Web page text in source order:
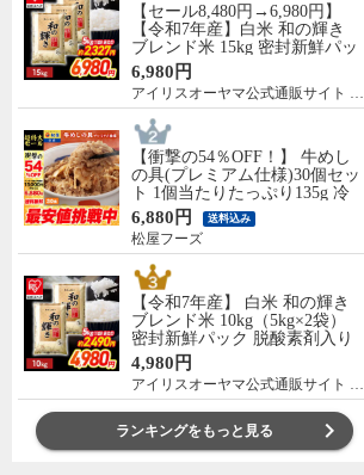
【セール8,480円→6,980円】
【令和7年産】白米 和の輝き
ブレンド米 15kg 密封新鮮パッ
ク 脱酸素剤入り 米 お米 低温
製法米 アイリスオーヤマ [食
品]
6,980円
アイリスオーヤマ公式通販サイト アイリスプラザ
【衝撃の54％OFF！】 牛めし
の具(プレミアム仕様)30個セッ
ト 1個当たりたっぷり135g 冷
凍食品 松屋牛丼 当店のイチオ
シ 非常食
6,880円 送料込み
松屋フーズ
【令和7年産】 白米 和の輝き
ブレンド米 10kg（5kg×2袋）
密封新鮮パック 脱酸素剤入り
米 お米 低温製法米 アイリスオ
ーヤマ [食品]
4,980円
アイリスオーヤマ公式通販サイト アイリスプラザ
ランキングをもっと見る